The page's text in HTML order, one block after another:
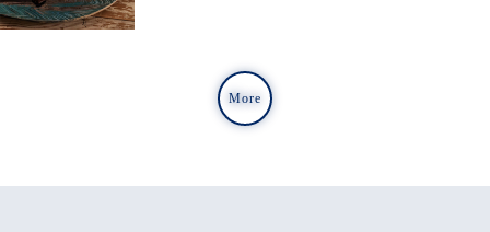
More